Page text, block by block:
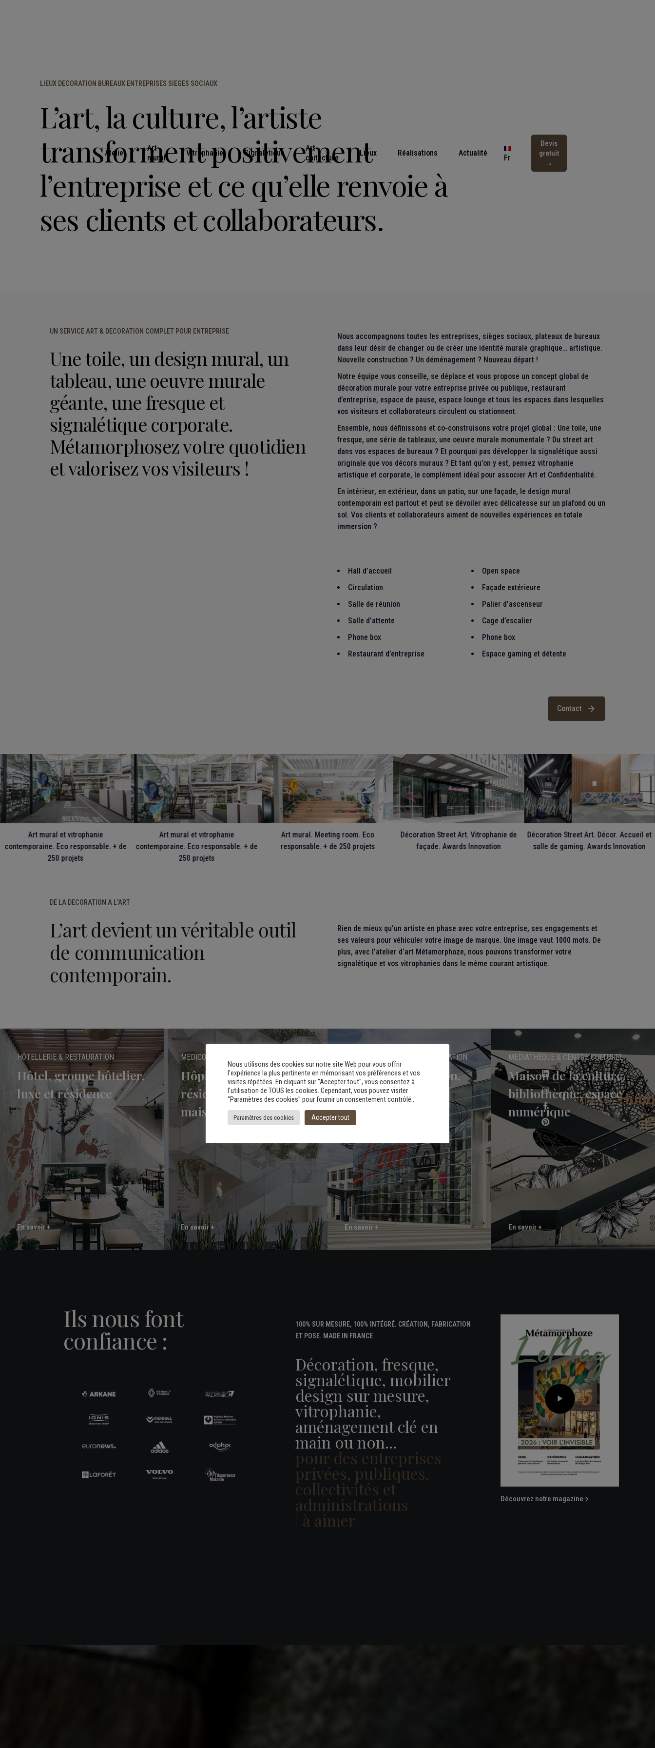
Atelier
Art
mural
Vitrophanie Signalétique
Art-
chitecture
Lieux Réalisations Actualité
Fr
Devis
gratuit
→
LIEUX DECORATION BUREAUX ENTREPRISES SIEGES SOCIAUX
L’art, la culture, l’artiste
transforment positivement
l’entreprise et ce qu’elle renvoie à
ses clients et collaborateurs.
UN SERVICE ART & DECORATION COMPLET POUR ENTREPRISE
Une toile, un design mural, un
tableau, une oeuvre murale
géante, une fresque et
signalétique corporate.
Métamorphosez votre quotidien
et valorisez vos visiteurs !
Nous accompagnons toutes les entreprises, sièges sociaux, plateaux de bureaux
dans leur désir de changer ou de créer une identité murale graphique… artistique.
Nouvelle construction ? Un déménagement ? Nouveau départ !
Notre équipe vous conseille, se déplace et vous propose un concept global de
décoration murale pour votre entreprise privée ou publique, restaurant
d’entreprise, espace de pause, espace lounge et tous les espaces dans lesquelles
vos visiteurs et collaborateurs circulent ou stationnent.
Ensemble, nous définissons et co-construisons votre projet global : Une toile, une
fresque, une série de tableaux, une oeuvre murale monumentale ? Du street art
dans vos espaces de bureaux ? Et pourquoi pas développer la signalétique aussi
originale que vos décors muraux ? Et tant qu’on y est, pensez vitrophanie
artistique et corporate, le complément idéal pour associer Art et Confidentialité.
En intérieur, en extérieur, dans un patio, sur une façade, le design mural
contemporain est partout et peut se dévoiler avec délicatesse sur un plafond ou un
sol. Vos clients et collaborateurs aiment de nouvelles expériences en totale
immersion ?
Hall d’accueil
Circulation
Salle de réunion
Salle d’attente
Phone box
Restaurant d’entreprise
Open space
Façade extérieure
Palier d’ascenseur
Cage d’escalier
Phone box
Espace gaming et détente
Contact
Art mural et vitrophanie
contemporaine. Eco responsable. + de
250 projets
Art mural et vitrophanie
contemporaine. Eco responsable. + de
250 projets
Art mural. Meeting room. Eco
responsable. + de 250 projets
Décoration Street Art. Vitrophanie de
façade. Awards Innovation
Décoration Street Art. Décor. Accueil et
salle de gaming. Awards Innovation
DE LA DECORATION A L’ART
L’art devient un véritable outil
de communication
contemporain.
Rien de mieux qu’un artiste en phase avec votre entreprise, ses engagements et
ses valeurs pour véhiculer votre image de marque. Une image vaut 1000 mots. De
plus, avec l’atelier d’art Métamorphoze, nous pouvons transformer votre
signalétique et vos vitrophanies dans le même courant artistique.
HÔTELLERIE & RESTAURATION
Hôtel, groupe hôtelier,
luxe et résidence
En savoir +
MEDICO SOCIAL, HÔPITAL, ENFANCE
Hôpital, clinique,
résidence médicalisée,
maison de santé
En savoir +
COLLECTIVITÉ, ONG, ADMINISTRATION
Donateur, fondation,
association, mairie
En savoir +
MEDIATHÈQUE & CENTRE CULTUREL
Maison de la culture,
bibliothèque, espace
numérique
En savoir +
Ils nous font
confiance :
100% SUR MESURE, 100% INTÉGRÉ. CRÉATION, FABRICATION
ET POSE. MADE IN FRANCE
Décoration, fresque,
signalétique, mobilier
design sur mesure,
vitrophanie,
aménagement clé en
main ou non...
pour des entreprises
privées, publiques,
collectivités et
administrations
| à vivre|
Découvrez notre magazine
Nous utilisons des cookies sur notre site Web pour vous offrir
l'expérience la plus pertinente en mémorisant vos préférences et vos
visites répétées. En cliquant sur "Accepter tout", vous consentez à
l'utilisation de TOUS les cookies. Cependant, vous pouvez visiter
"Paramètres des cookies" pour fournir un consentement contrôlé..
Paramètres des cookies Accepter tout